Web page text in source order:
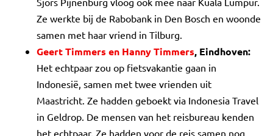
Ze werkte bij de Rabobank in Den Bosch en woonde
samen met haar vriend in Tilburg.
Geert Timmers en Hanny Timmers, Eindhoven:
Het echtpaar zou op fietsvakantie gaan in
Indonesië, samen met twee vrienden uit
Maastricht. Ze hadden geboekt via Indonesia Travel
in Geldrop. De mensen van het reisbureau kenden
het echtpaar. Ze hadden voor de reis samen nog